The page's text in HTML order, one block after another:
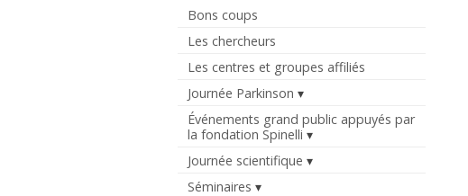
Bons coups
Les chercheurs
Les centres et groupes affiliés
Journée Parkinson
Événements grand public appuyés par
la fondation Spinelli
Journée scientifique
Séminaires